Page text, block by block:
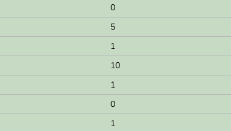
0
5
1
10
1
0
1